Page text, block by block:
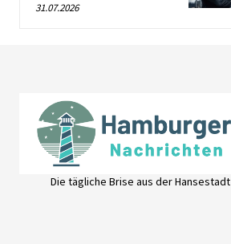
31.07.2026
Die tägliche Brise aus der Hansestadt